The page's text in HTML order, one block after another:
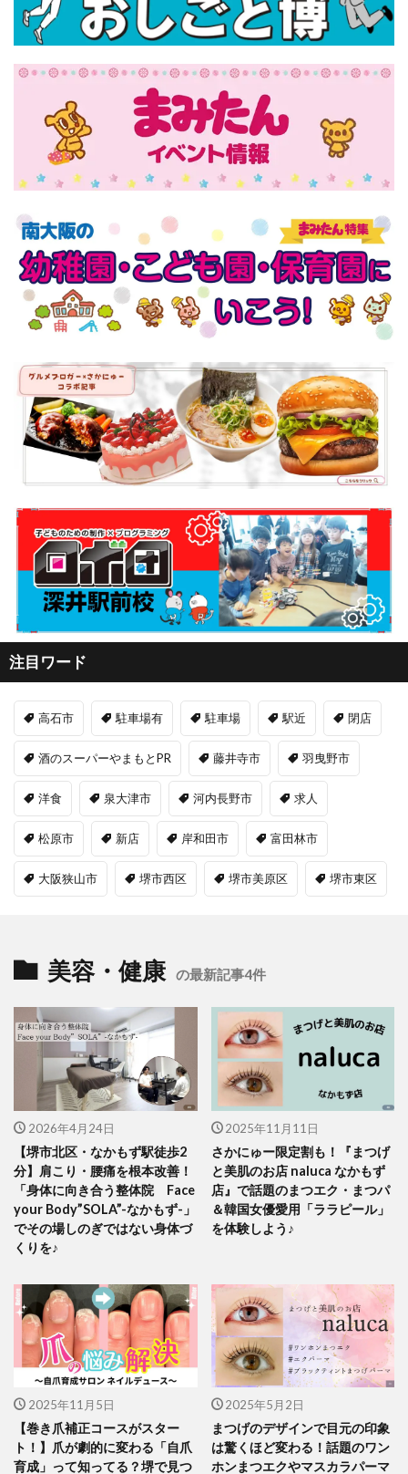
注目ワード
高石市 駐車場有 駐車場 駅近 閉店
酒のスーパーやまもとPR 藤井寺市 羽曳野市
洋食 泉大津市 河内長野市 求人
松原市 新店 岸和田市 富田林市
大阪狭山市 堺市西区 堺市美原区 堺市東区
美容・健康 の最新記事4件
2026年4月24日
【堺市北区・なかもず駅徒歩2
分】肩こり・腰痛を根本改善！
「身体に向き合う整体院 Face
your Body”SOLA”-なかもず-」
でその場しのぎではない身体づ
くりを♪
2025年11月11日
さかにゅー限定割も！『まつげ
と美肌のお店 naluca なかもず
店』で話題のまつエク・まつパ
＆韓国女優愛用「ララピール」
を体験しよう♪
2025年11月5日
【巻き爪補正コースがスター
ト！】爪が劇的に変わる「自爪
育成」って知ってる？堺で見つ
2025年5月2日
まつげのデザインで目元の印象
は驚くほど変わる！話題のワン
ホンまつエクやマスカラパーマ